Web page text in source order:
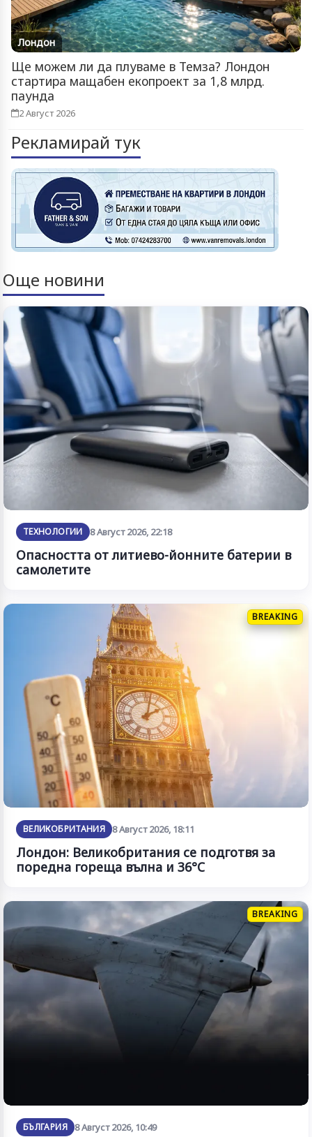
Лондон
Ще можем ли да плуваме в Темза? Лондон
стартира мащабен екопроект за 1,8 млрд.
паунда
2 Август 2026
Рекламирай тук
Още новини
ТЕХНОЛОГИИ 8 Август 2026, 22:18
Опасността от литиево-йонните батерии в
самолетите
BREAKING
ВЕЛИКОБРИТАНИЯ 8 Август 2026, 18:11
Лондон: Великобритания се подготвя за
поредна гореща вълна и 36°C
BREAKING
БЪЛГАРИЯ 8 Август 2026, 10:49